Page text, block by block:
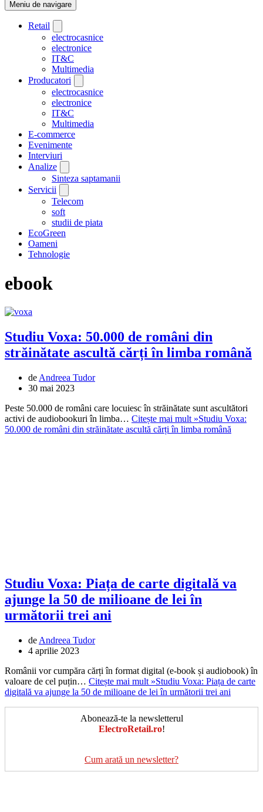
Meniu de navigare
Retail
electrocasnice
electronice
IT&C
Multimedia
Producatori
electrocasnice
electronice
IT&C
Multimedia
E-commerce
Evenimente
Interviuri
Analize
Sinteza saptamanii
Servicii
Telecom
soft
studii de piata
EcoGreen
Oameni
Tehnologie
ebook
Studiu Voxa: 50.000 de români din
străinătate ascultă cărți în limba română
de Andreea Tudor
30 mai 2023
Peste 50.000 de români care locuiesc în străinătate sunt ascultători
activi de audiobookuri în limba… Citește mai mult »Studiu Voxa:
50.000 de români din străinătate ascultă cărți în limba română
Studiu Voxa: Piața de carte digitală va
ajunge la 50 de milioane de lei în
următorii trei ani
de Andreea Tudor
4 aprilie 2023
Românii vor cumpăra cărți în format digital (e-book și audiobook) în
valoare de cel puțin… Citește mai mult »Studiu Voxa: Piața de carte
digitală va ajunge la 50 de milioane de lei în următorii trei ani
Abonează-te la newsletterul
ElectroRetail.ro!
Cum arată un newsletter?